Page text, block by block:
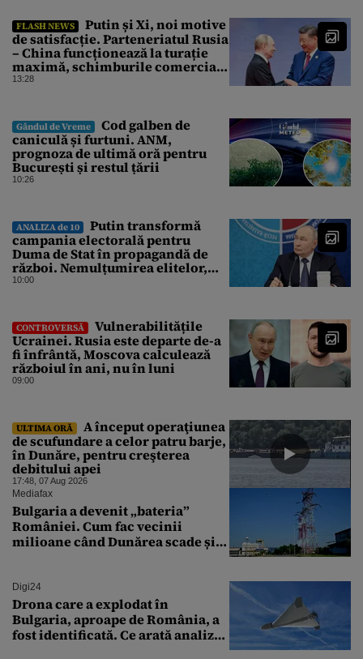
FLASH NEWS
Putin și Xi, noi motive
de satisfacție. Parteneriatul Rusia
– China funcționează la turație
maximă, schimburile comerciale
ating niveluri record
13:28
Gândul de Vreme
Cod galben de
caniculă și furtuni. ANM,
prognoza de ultimă oră pentru
București și restul țării
10:26
ANALIZA de 10
Putin transformă
campania electorală pentru
Duma de Stat în propagandă de
război. Nemulțumirea elitelor,
tratată cu indiferență la Kremlin
10:00
CONTROVERSĂ
Vulnerabilitățile
Ucrainei. Rusia este departe de-a
fi înfrântă, Moscova calculează
războiul în ani, nu în luni
09:00
ULTIMA ORĂ
A început operaţiunea
de scufundare a celor patru barje,
în Dunăre, pentru creşterea
debitului apei
17:48, 07 Aug 2026
Mediafax
Bulgaria a devenit „bateria”
României. Cum fac vecinii
milioane când Dunărea scade și
Digi24
Drona care a explodat în
Bulgaria, aproape de România, a
fost identificată. Ce arată analiza